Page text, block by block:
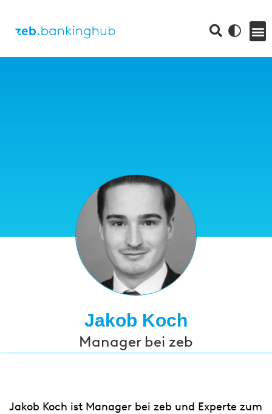
Jakob Koch
Manager bei zeb
Jakob Koch ist Manager bei zeb und Experte zum